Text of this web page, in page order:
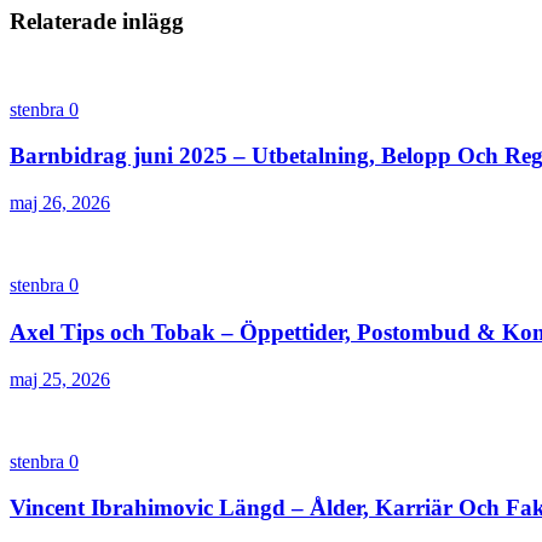
Relaterade inlägg
stenbra 0
Barnbidrag juni 2025 – Utbetalning, Belopp Och
maj 26, 2026
stenbra 0
Axel Tips och Tobak – Öppettider, Postombud &
maj 25, 2026
stenbra 0
Vincent Ibrahimovic Längd – Ålder, Karriär Och